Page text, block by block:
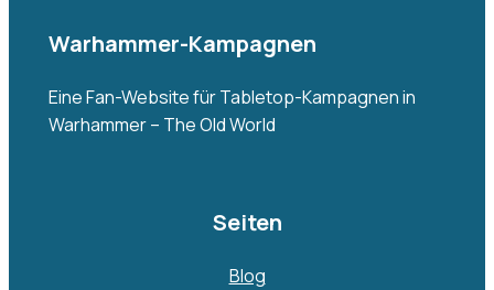
Warhammer-Kampagnen
Eine Fan-Website für Tabletop-Kampagnen in
Warhammer – The Old World
Seiten
Blog